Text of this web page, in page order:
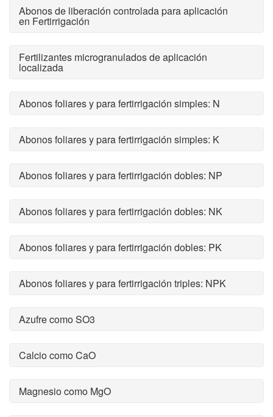
Abonos de liberación controlada para aplicación
en Fertirrigación
Fertilizantes microgranulados de aplicación
localizada
Abonos foliares y para fertirrigación simples: N
Abonos foliares y para fertirrigación simples: K
Abonos foliares y para fertirrigación dobles: NP
Abonos foliares y para fertirrigación dobles: NK
Abonos foliares y para fertirrigación dobles: PK
Abonos foliares y para fertirrigación triples: NPK
Azufre como SO3
Calcio como CaO
Magnesio como MgO